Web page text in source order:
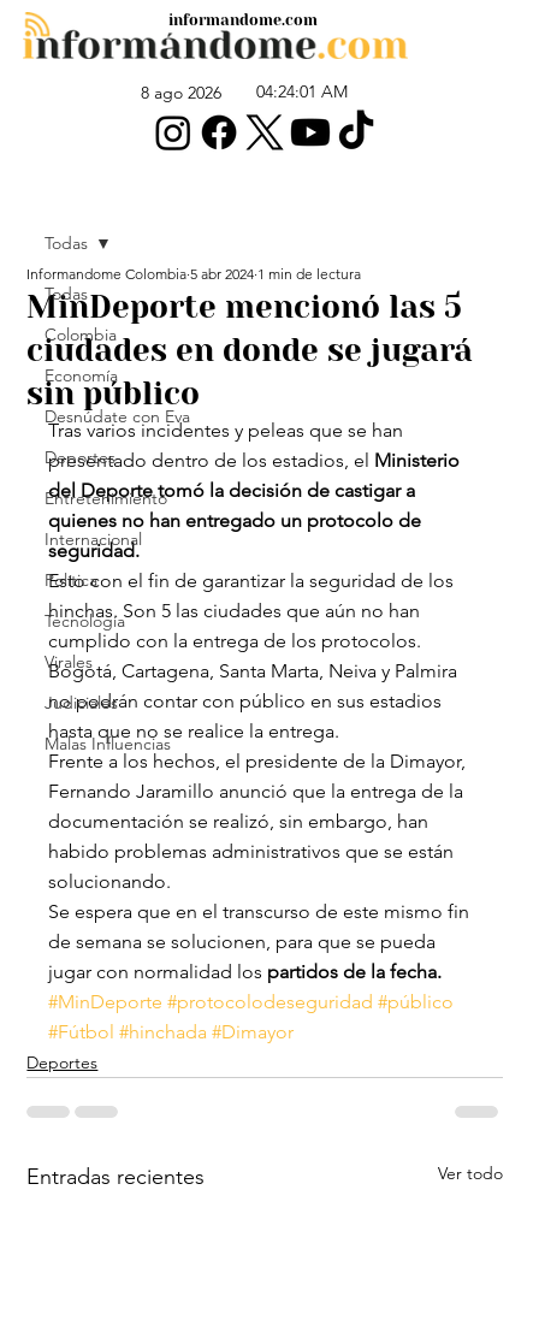
8 ago 2026 04:24:01 AM
informandome.com
Todas
Colombia
Economía
Desnúdate con Eva
Deportes
Entretenimiento
Internacional
Política
Tecnología
Virales
Judiciales
Malas Influencias
Todas
MinDeporte mencionó las 5
ciudades en donde se jugará
sin público
Informandome Colombia 5 abr 2024 1 min de lectura
Tras varios incidentes y peleas que se han
presentado dentro de los estadios, el Ministerio
del Deporte tomó la decisión de castigar a
quienes no han entregado un protocolo de
seguridad.
Esto con el fin de garantizar la seguridad de los
hinchas. Son 5 las ciudades que aún no han
cumplido con la entrega de los protocolos.
Bogotá, Cartagena, Santa Marta, Neiva y Palmira
no podrán contar con público en sus estadios
hasta que no se realice la entrega.
Frente a los hechos, el presidente de la Dimayor,
Fernando Jaramillo anunció que la entrega de la
documentación se realizó, sin embargo, han
habido problemas administrativos que se están
solucionando.
Se espera que en el transcurso de este mismo fin
de semana se solucionen, para que se pueda
jugar con normalidad los partidos de la fecha.
#MinDeporte #protocolodeseguridad #público
#Fútbol #hinchada #Dimayor
Deportes
Entradas recientes Ver todo